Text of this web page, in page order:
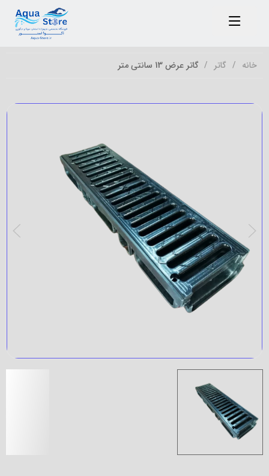
خانه گاتر گاتر عرض 13 سانتی متر